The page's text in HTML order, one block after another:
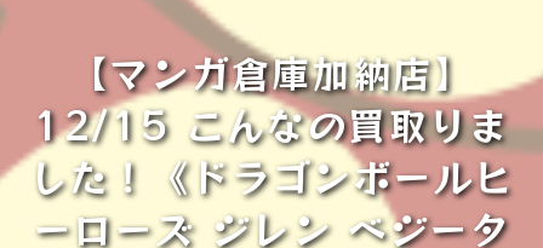
【マンガ倉庫加納店】
12/15 こんなの買取りま
した！《ドラゴンボールヒ
ーローズ ジレン ベジータ